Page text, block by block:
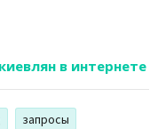
в интернете
запросы